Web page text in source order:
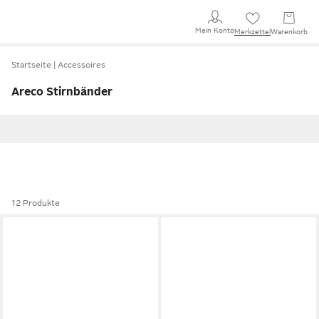
Mein KontoMerkzettel Warenkorb
Startseite Accessoires
Areco Stirnbänder
12 Produkte